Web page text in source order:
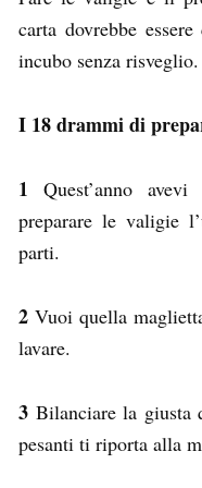
carta dovrebbe
incubo senza risveglio.
I 18 drammi di
1 Quest’anno
preparare le valigie
parti.
2 Vuoi quella
lavare.
3 Bilanciare la giusta
pesanti ti riporta alla